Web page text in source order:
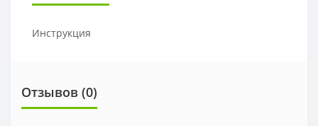
Инструкция
Отзывов (0)